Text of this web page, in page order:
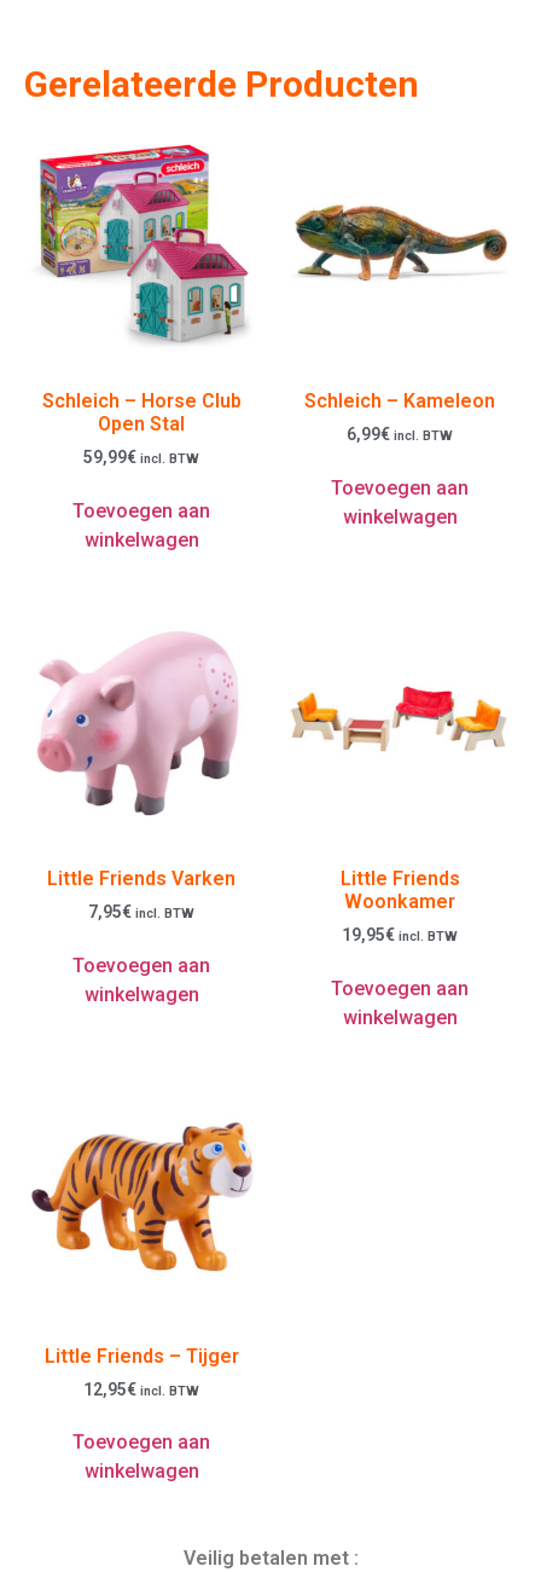
Gerelateerde Producten
Schleich – Horse Club
Open Stal
59,99€ incl. BTW
Toevoegen aan
winkelwagen
Schleich – Kameleon
6,99€ incl. BTW
Toevoegen aan
winkelwagen
Little Friends Varken
7,95€ incl. BTW
Toevoegen aan
winkelwagen
Little Friends
Woonkamer
19,95€ incl. BTW
Toevoegen aan
winkelwagen
Little Friends – Tijger
12,95€ incl. BTW
Toevoegen aan
winkelwagen
Veilig betalen met :